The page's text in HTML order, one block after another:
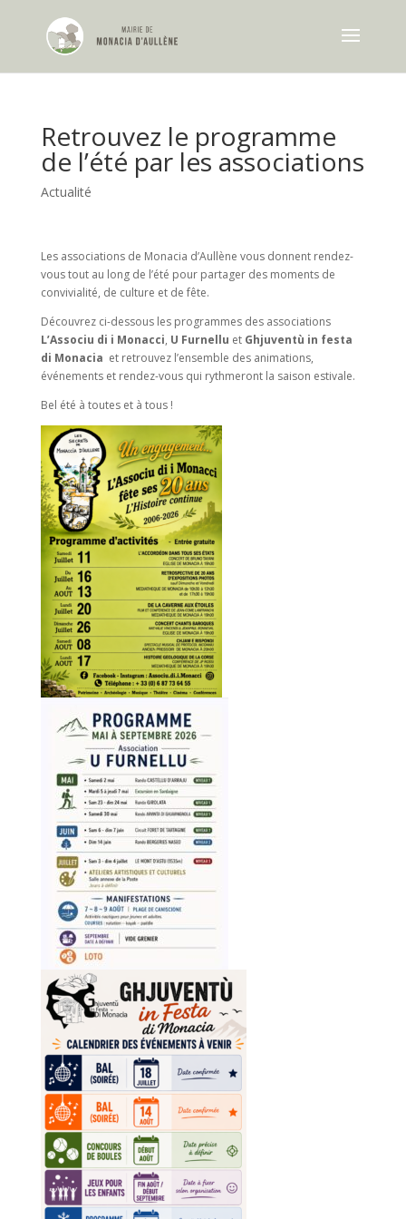
Retrouvez le programme
de l’été par les associations
Actualité
Les associations de Monacia d’Aullène vous donnent rendez-
vous tout au long de l’été pour partager des moments de
convivialité, de culture et de fête.
Découvrez ci-dessous les programmes des associations
L’Associu di i Monacci, U Furnellu et Ghjuventù in festa
di Monacia et retrouvez l’ensemble des animations,
événements et rendez-vous qui rythmeront la saison estivale.
Bel été à toutes et à tous !